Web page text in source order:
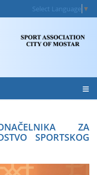
Select Language ▼
≡
ZA
SPORTSKOG